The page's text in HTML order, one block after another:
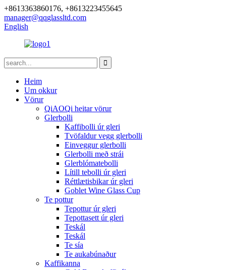
+8613363860176, +8613223455645
manager@qqglassltd.com
English
Heim
Um okkur
Vörur
QiAOQi heitar vörur
Glerbolli
Kaffibolli úr gleri
Tvöfaldur vegg glerbolli
Einveggur glerbolli
Glerbolli með strái
Glerblómatebolli
Lítill tebolli úr gleri
Réttlætisbikar úr gleri
Goblet Wine Glass Cup
Te pottur
Tepottur úr gleri
Tepottasett úr gleri
Teskál
Teskál
Te sía
Te aukabúnaður
Kaffikanna